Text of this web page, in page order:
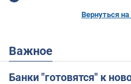
Вернуться
Важное
Банки "готовятся" к